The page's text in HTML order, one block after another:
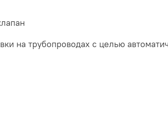
на трубопроводах с целью